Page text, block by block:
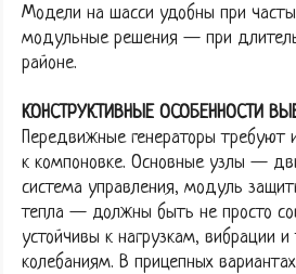
Модели на шасси удобны при
модульные решения — при
районе.
КОНСТРУКТИВНЫЕ ОСОБЕННОСТИ
Передвижные генераторы требуют
к компоновке. Основные узлы —
система управления, модуль
тепла — должны быть не просто
устойчивы к нагрузкам, вибрации
колебаниям. В прицепных